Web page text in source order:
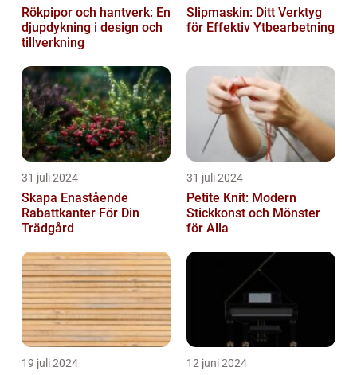
Rökpipor och hantverk: En
djupdykning i design och
tillverkning
Slipmaskin: Ditt Verktyg
för Effektiv Ytbearbetning
31 juli 2024
Skapa Enastående
Rabattkanter För Din
Trädgård
31 juli 2024
Petite Knit: Modern
Stickkonst och Mönster
för Alla
19 juli 2024 12 juni 2024